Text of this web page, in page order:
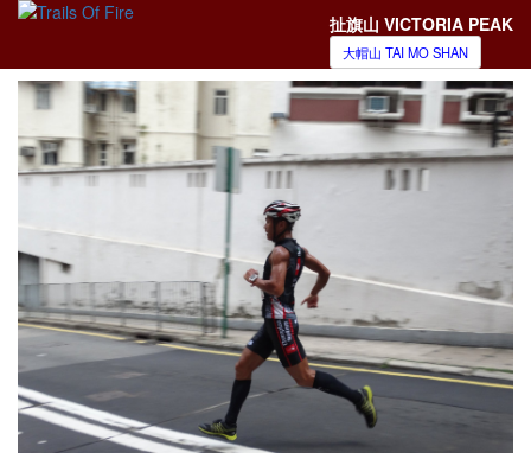
扯旗山 VICTORIA PEAK
大帽山 TAI MO SHAN